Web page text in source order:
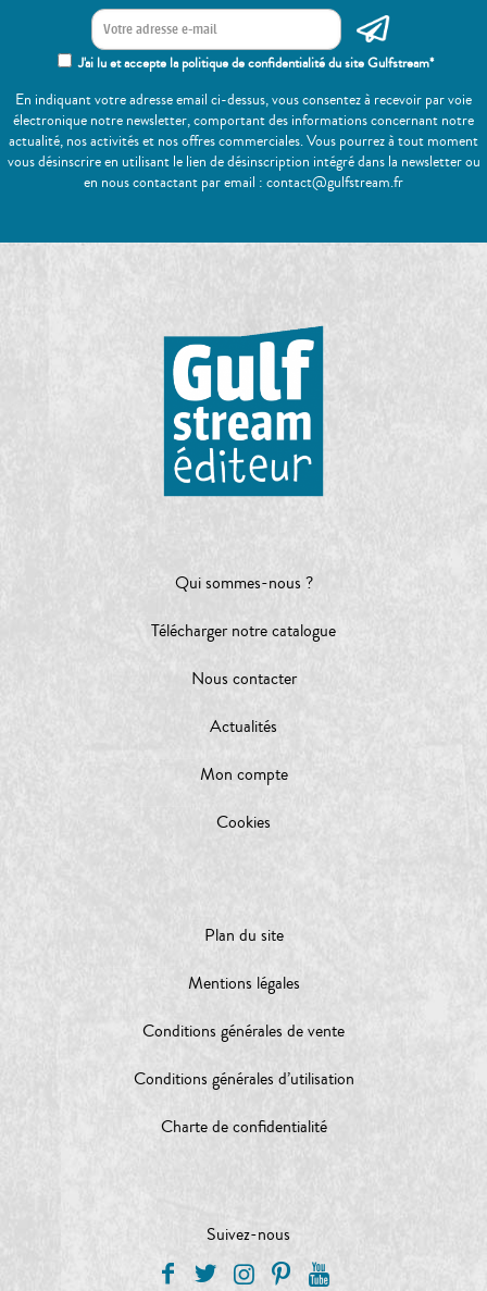
J'ai lu et accepte la politique de confidentialité du site Gulfstream*
En indiquant votre adresse email ci-dessus, vous consentez à recevoir par voie
électronique notre newsletter, comportant des informations concernant notre
actualité, nos activités et nos offres commerciales. Vous pourrez à tout moment
vous désinscrire en utilisant le lien de désinscription intégré dans la newsletter ou
en nous contactant par email : contact@gulfstream.fr
Qui sommes-nous ?
Télécharger notre catalogue
Nous contacter
Actualités
Mon compte
Cookies
Plan du site
Mentions légales
Conditions générales de vente
Conditions générales d’utilisation
Charte de confidentialité
Suivez-nous